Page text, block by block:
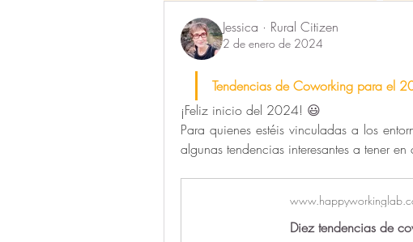
Jessica · Rural Citizen
2 de enero de 2024
Tendencias de Coworking para el
¡Feliz inicio del 2024! 😃
Para quienes estéis vinculadas a los
algunas tendencias interesantes a tener
Diez tendencias de